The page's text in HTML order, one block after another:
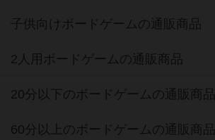
子供向けボードゲームの通販商品
2人用ボードゲームの通販商品
20分以下のボードゲームの通販商品
60分以上のボードゲームの通販商品